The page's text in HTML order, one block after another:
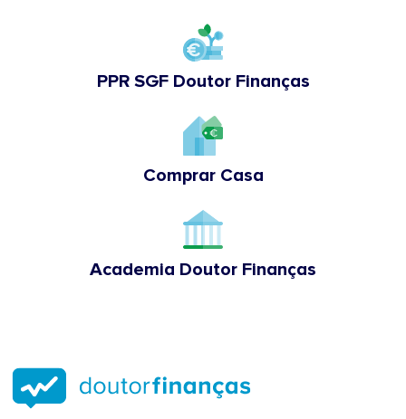
PPR SGF Doutor Finanças
Comprar Casa
Academia Doutor Finanças